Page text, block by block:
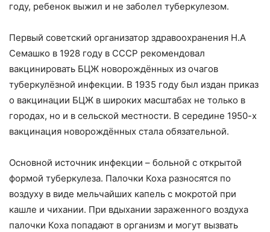
году, ребенок выжил и не заболел туберкулезом.
Первый советский организатор здравоохранения Н.А
Семашко в 1928 году в СССР рекомендовал
вакцинировать БЦЖ новорождённых из очагов
туберкулёзной инфекции. В 1935 году был издан приказ
о вакцинации БЦЖ в широких масштабах не только в
городах, но и в сельской местности. В середине 1950-х
вакцинация новорождённых стала обязательной.
Основной источник инфекции – больной с открытой
формой туберкулеза. Палочки Коха разносятся по
воздуху в виде мельчайших капель с мокротой при
кашле и чихании. При вдыхании зараженного воздуха
палочки Коха попадают в организм и могут вызвать